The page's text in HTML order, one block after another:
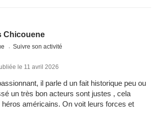
Chicouene
Suivre son activité
le 11 avril 2026
il parle d un fait historique peu ou
un très bon acteurs sont justes , cela
américains. On voit leurs forces et